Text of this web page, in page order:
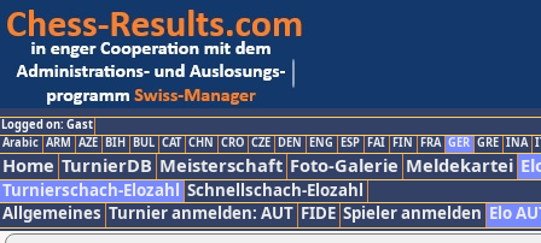
Logged on: Gast
Arabic ARM AZE BIH BUL CAT CHN CRO CZE DEN ENG ESP FAI FIN FRA GER GRE INA
Home TurnierDB Meisterschaft Foto-Galerie Meldekartei
Turnierschach-Elozahl Schnellschach-Elozahl
Allgemeines Turnier anmelden: AUT FIDE Spieler anmelden Elo